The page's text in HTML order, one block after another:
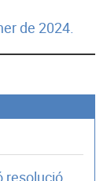
de 2024.